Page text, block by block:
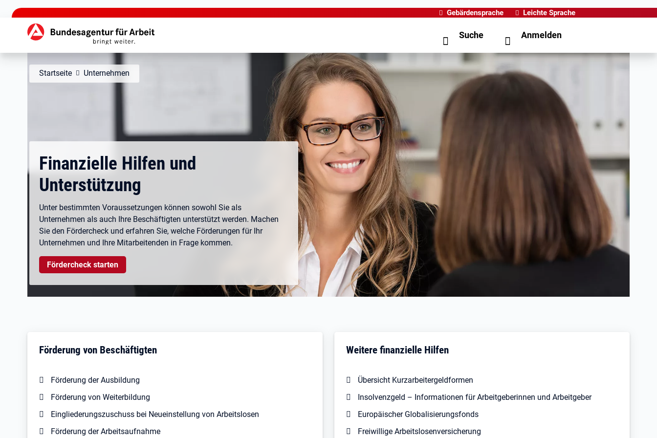
zu den Hauptinhalten springen
Gebärdensprache Leichte Sprache
Hauptnavigation Suche Anmelden
Startseite Unternehmen
Finanzielle Hilfen und
Unterstützung
Unter bestimmten Voraussetzungen können sowohl Sie als
Unternehmen als auch Ihre Beschäftigten unterstützt werden. Machen
Sie den Fördercheck und erfahren Sie, welche Förderungen für Ihr
Unternehmen und Ihre Mitarbeitenden in Frage kommen.
Fördercheck starten
Förderung von Beschäftigten
Förderung der Ausbildung
Förderung von Weiterbildung
Eingliederungszuschuss bei Neueinstellung von Arbeitslosen
Förderung der Arbeitsaufnahme
Weitere finanzielle Hilfen
Übersicht Kurzarbeitergeldformen
Insolvenzgeld – Informationen für Arbeitgeberinnen und Arbeitgeber
Europäischer Globalisierungsfonds
Freiwillige Arbeitslosenversicherung